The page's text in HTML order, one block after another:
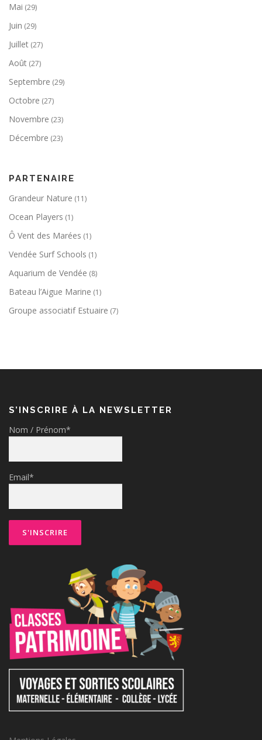
Mai (29)
Juin (29)
Juillet (27)
Août (27)
Septembre (29)
Octobre (27)
Novembre (23)
Décembre (23)
PARTENAIRE
Grandeur Nature (11)
Ocean Players (1)
Ô Vent des Marées (1)
Vendée Surf Schools (1)
Aquarium de Vendée (8)
Bateau l’Aigue Marine (1)
Groupe associatif Estuaire (7)
S’INSCRIRE À LA NEWSLETTER
Nom / Prénom*
Email*